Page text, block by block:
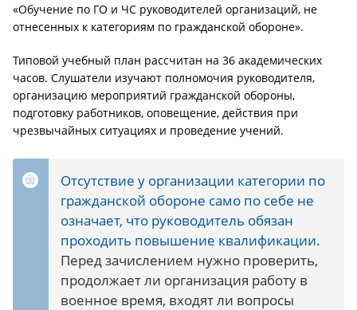
«Обучение по ГО и ЧС руководителей организаций, не
отнесенных к категориям по гражданской обороне».
Типовой учебный план рассчитан на 36 академических
часов. Слушатели изучают полномочия руководителя,
организацию мероприятий гражданской обороны,
подготовку работников, оповещение, действия при
чрезвычайных ситуациях и проведение учений.
Отсутствие у организации категории по
гражданской обороне само по себе не
означает, что руководитель обязан
проходить повышение квалификации.
Перед зачислением нужно проверить,
продолжает ли организация работу в
военное время, входят ли вопросы